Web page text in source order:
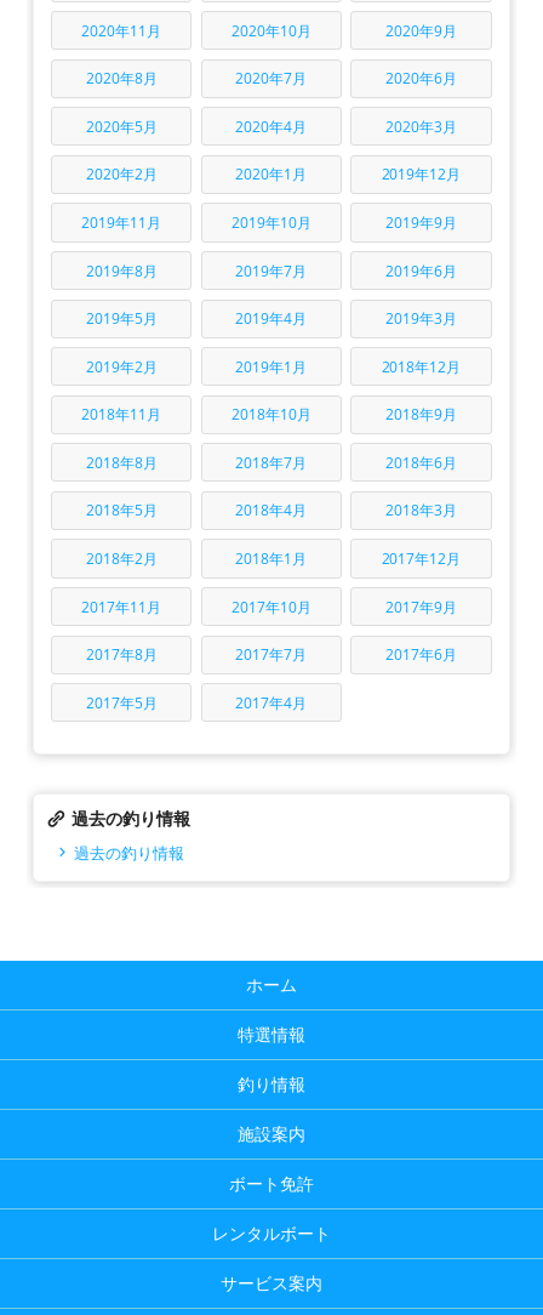
2020年11月 2020年10月 2020年9月
2020年8月 2020年7月 2020年6月
2020年5月 2020年4月 2020年3月
2020年2月 2020年1月 2019年12月
2019年11月 2019年10月 2019年9月
2019年8月 2019年7月 2019年6月
2019年5月 2019年4月 2019年3月
2019年2月 2019年1月 2018年12月
2018年11月 2018年10月 2018年9月
2018年8月 2018年7月 2018年6月
2018年5月 2018年4月 2018年3月
2018年2月 2018年1月 2017年12月
2017年11月 2017年10月 2017年9月
2017年8月 2017年7月 2017年6月
2017年5月 2017年4月
過去の釣り情報
過去の釣り情報
ホーム
特選情報
釣り情報
施設案内
ボート免許
レンタルボート
サービス案内